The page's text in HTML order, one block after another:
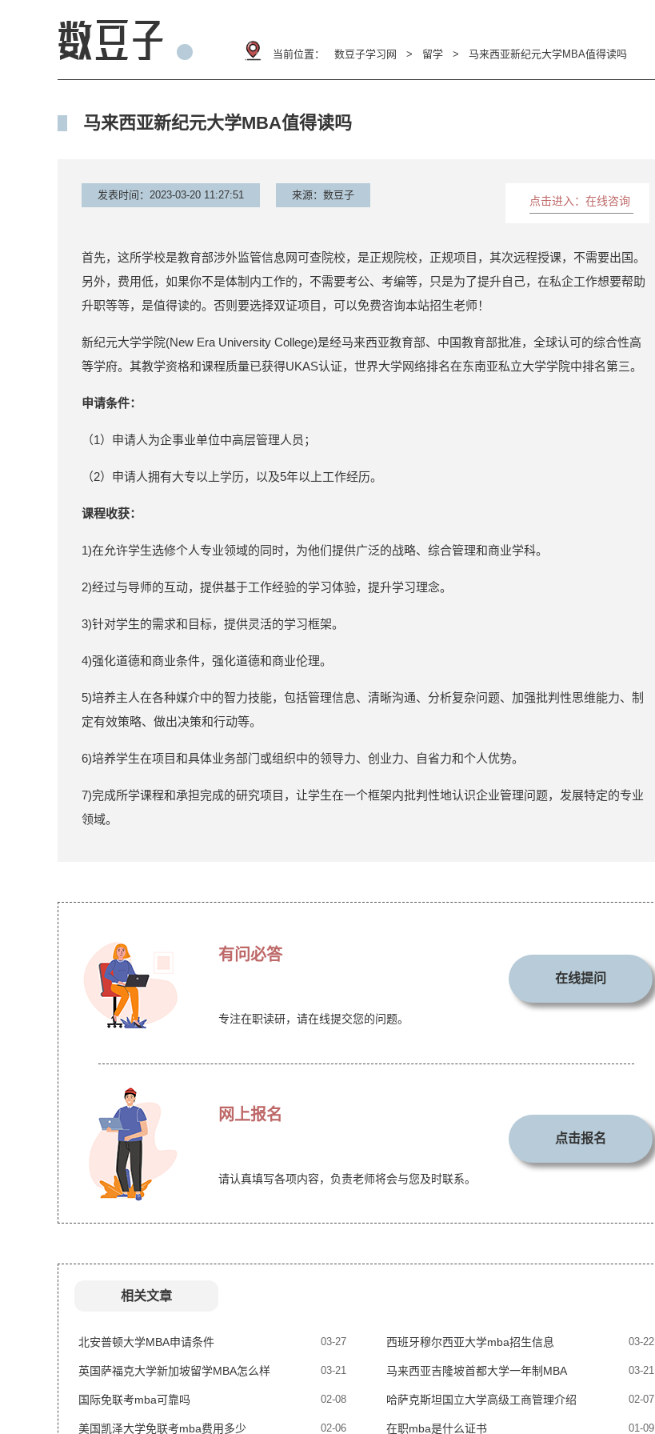
当前位置： 数豆子学习网 > 留学 > 马来西亚新纪元大学MBA值得读吗
马来西亚新纪元大学MBA值得读吗
发表时间：2023-03-20 11:27:51 来源：数豆子 点击进入：在线咨询
首先，这所学校是教育部涉外监管信息网可查院校，是正规院校，正规项目，其次远程授课，不需要出国。
另外，费用低，如果你不是体制内工作的，不需要考公、考编等，只是为了提升自己，在私企工作想要帮助
升职等等，是值得读的。否则要选择双证项目，可以免费咨询本站招生老师！
新纪元大学学院(New Era University College)是经马来西亚教育部、中国教育部批准，全球认可的综合性高
等学府。其教学资格和课程质量已获得UKAS认证，世界大学网络排名在东南亚私立大学学院中排名第三。
申请条件：
（1）申请人为企事业单位中高层管理人员；
（2）申请人拥有大专以上学历，以及5年以上工作经历。
课程收获：
1)在允许学生选修个人专业领域的同时，为他们提供广泛的战略、综合管理和商业学科。
2)经过与导师的互动，提供基于工作经验的学习体验，提升学习理念。
3)针对学生的需求和目标，提供灵活的学习框架。
4)强化道德和商业条件，强化道德和商业伦理。
5)培养主人在各种媒介中的智力技能，包括管理信息、清晰沟通、分析复杂问题、加强批判性思维能力、制
定有效策略、做出决策和行动等。
6)培养学生在项目和具体业务部门或组织中的领导力、创业力、自省力和个人优势。
7)完成所学课程和承担完成的研究项目，让学生在一个框架内批判性地认识企业管理问题，发展特定的专业
领域。
有问必答
专注在职读研，请在线提交您的问题。
在线提问
网上报名
请认真填写各项内容，负责老师将会与您及时联系。
点击报名
相关文章
北安普顿大学MBA申请条件 03-27 西班牙穆尔西亚大学mba招生信息 03-22
英国萨福克大学新加坡留学MBA怎么样 03-21 马来西亚吉隆坡首都大学一年制MBA 03-21
国际免联考mba可靠吗 02-08 哈萨克斯坦国立大学高级工商管理介绍
（EMBA）
02-07
美国凯泽大学免联考mba费用多少 02-06 在职mba是什么证书 01-09